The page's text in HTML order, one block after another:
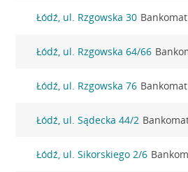
Łódź, ul. Rzgowska 30
Łódź, ul. Rzgowska 64/66
Łódź, ul. Rzgowska 76
Łódź, ul. Sądecka 44/2
Łódź, ul. Sikorskiego 2/6